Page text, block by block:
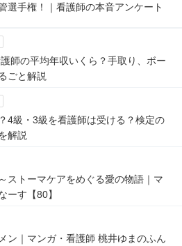
選手権！｜看護師の本音アンケート
護師の平均年収いくら？手取り、ボー
ごと解説
4級・3級を看護師は受ける？検定の
解説
ストーマケアをめぐる愛の物語｜マ
ーす【80】
ン｜マンガ・看護師 桃井ゆまのふん